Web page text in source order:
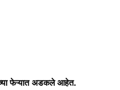
फेऱ्यात अडकले आहेत.